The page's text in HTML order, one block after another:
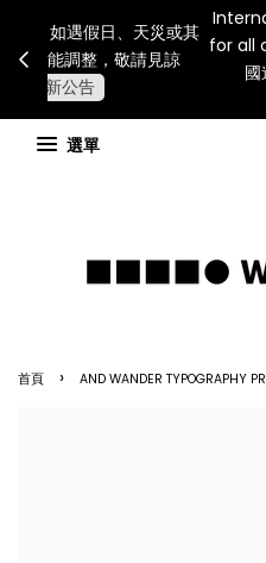
連假期間宅配服務將暫停配
他不可抗力因素，出貨安
查看國內宅
選單
首頁 › AND WANDER TYPOGRAPHY